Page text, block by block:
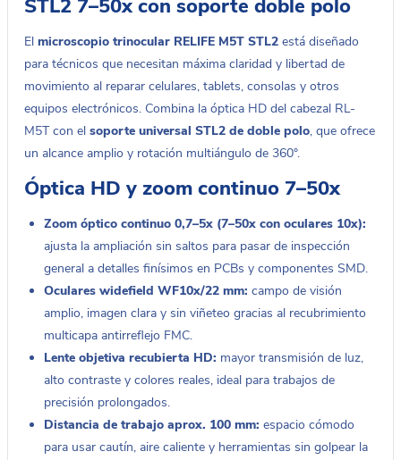
STL2 7–50x con soporte doble polo
El microscopio trinocular RELIFE M5T STL2 está diseñado
para técnicos que necesitan máxima claridad y libertad de
movimiento al reparar celulares, tablets, consolas y otros
equipos electrónicos. Combina la óptica HD del cabezal RL-
M5T con el soporte universal STL2 de doble polo, que ofrece
un alcance amplio y rotación multiángulo de 360°.
Óptica HD y zoom continuo 7–50x
Zoom óptico continuo 0,7–5x (7–50x con oculares 10x):
ajusta la ampliación sin saltos para pasar de inspección
general a detalles finísimos en PCBs y componentes SMD.
Oculares widefield WF10x/22 mm: campo de visión
amplio, imagen clara y sin viñeteo gracias al recubrimiento
multicapa antirreflejo FMC.
Lente objetiva recubierta HD: mayor transmisión de luz,
alto contraste y colores reales, ideal para trabajos de
precisión prolongados.
Distancia de trabajo aprox. 100 mm: espacio cómodo
para usar cautín, aire caliente y herramientas sin golpear la